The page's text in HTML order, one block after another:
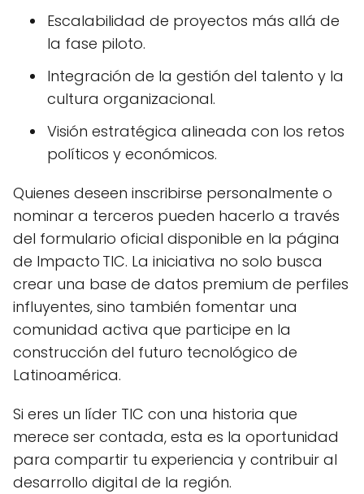
Escalabilidad de proyectos más allá de
la fase piloto.
Integración de la gestión del talento y la
cultura organizacional.
Visión estratégica alineada con los retos
políticos y económicos.
Quienes deseen inscribirse personalmente o
nominar a terceros pueden hacerlo a través
del formulario oficial disponible en la página
de Impacto TIC. La iniciativa no solo busca
crear una base de datos premium de perfiles
influyentes, sino también fomentar una
comunidad activa que participe en la
construcción del futuro tecnológico de
Latinoamérica.
Si eres un líder TIC con una historia que
merece ser contada, esta es la oportunidad
para compartir tu experiencia y contribuir al
desarrollo digital de la región.